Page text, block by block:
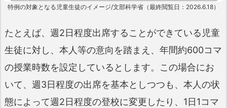
特例の対象となる児童⽣徒のイメージ/文部科学省（最終閲覧日：2026.6.18）
たとえば、週2日程度出席することができている児童
生徒に対し、本人等の意向を踏まえ、年間約600コマ
の授業時数を設定しているとします。この場合にお
いて、週3日程度の出席を基本としつつも、本人の状
態によって週2日程度の登校に変更したり、1日1コマ